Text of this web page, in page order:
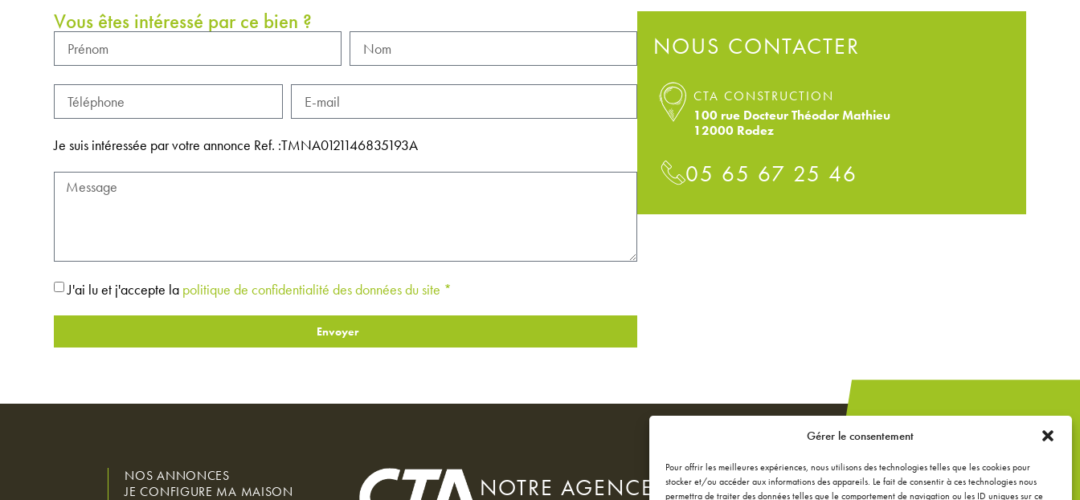
Gérer le consentement
Pour offrir les meilleures expériences, nous utilisons des technologies telles que les cookies pour
stocker et/ou accéder aux informations des appareils. Le fait de consentir à ces technologies nous
permettra de traiter des données telles que le comportement de navigation ou les ID uniques sur ce
Vous êtes intéressé par ce bien ?
Je suis intéressée par votre annonce Ref. :TMNA0121146835193A
J'ai lu et j'accepte la politique de confidentialité des données du site *
Envoyer
NOUS CONTACTER
CTA CONSTRUCTION
100 rue Docteur Théodor Mathieu
12000 Rodez
05 65 67 25 46
NOS ANNONCES
JE CONFIGURE MA MAISON
NOTRE AGENCE
Un projet de
extension ou